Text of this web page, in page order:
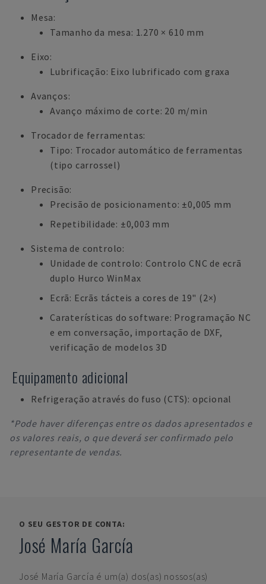
Mesa:
Tamanho da mesa: 1.270 × 610 mm
Eixo:
Lubrificação: Eixo lubrificado com graxa
Avanços:
Avanço máximo de corte: 20 m/min
Trocador de ferramentas:
Tipo: Trocador automático de ferramentas
(tipo carrossel)
Precisão:
Precisão de posicionamento: ±0,005 mm
Repetibilidade: ±0,003 mm
Sistema de controlo:
Unidade de controlo: Controlo CNC de ecrã
duplo Hurco WinMax
Ecrã: Ecrãs tácteis a cores de 19" (2×)
Caraterísticas do software: Programação NC
e em conversação, importação de DXF,
verificação de modelos 3D
Equipamento adicional
Refrigeração através do fuso (CTS): opcional
*Pode haver diferenças entre os dados apresentados e
os valores reais, o que deverá ser confirmado pelo
representante de vendas.
O SEU GESTOR DE CONTA:
José María García
José María García é um(a) dos(as) nossos(as)